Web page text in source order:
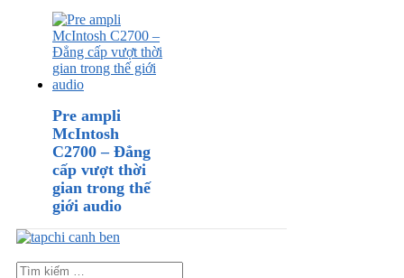
Pre ampli
McIntosh
C2700 – Đẳng
cấp vượt thời
gian trong thế
giới audio